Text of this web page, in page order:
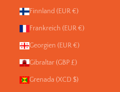
Finnland (EUR €)
Frankreich (EUR €)
Georgien (EUR €)
Gibraltar (GBP £)
Grenada (XCD $)